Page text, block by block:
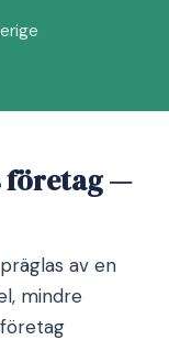
företag —
av en
mindre